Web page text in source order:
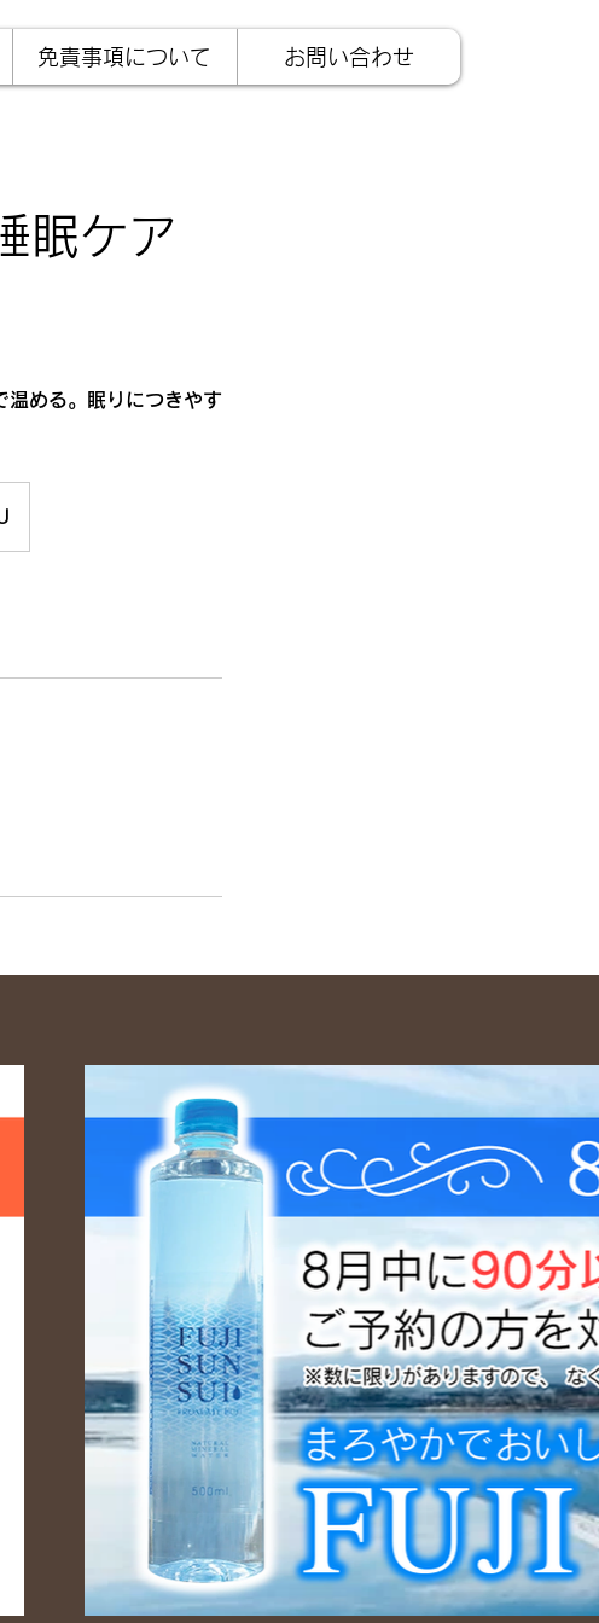
免責事項について お問い合わせ
眠ケア
温める。眠りにつきやす